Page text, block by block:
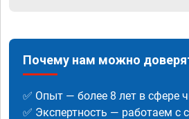
Почему нам можно
✅ Опыт — более 8 лет в сфере
✅ Экспертность — работаем